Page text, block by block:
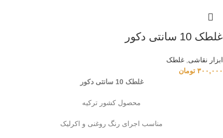
غلطک 10 سانتی دکور
ابزار نقاشی غلطک
۳۰۰,۰۰۰ تومان
غلطک 10 سانتی دکور
محصول کشور ترکیه
مناسب اجرای رنگ روغنی و اکرلیک